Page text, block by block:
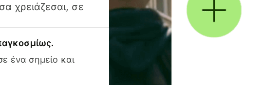
χρειάζεσαι, σε
ένα σημείο και